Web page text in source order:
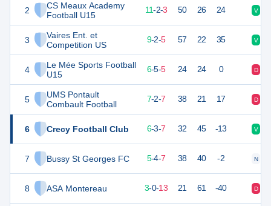
2
CS Meaux Academy
Football U15
3
Vaires Ent. et
Competition US
4
Le Mée Sports Football
U15
5
UMS Pontault
Combault Football
6 Crecy Football Club
7 Bussy St Georges FC
8 ASA Montereau
35 11-2-3 50 26 24 V
9-2-5 57 22 35 V
23 16 6-5-5 24 24 0 D
23 7-2-7 38 21 17 D
21 16 6-3-7 32 45 -13 V
19 16 5-4-7 38 40 -2 N
3-0-13 21 61 -40 D